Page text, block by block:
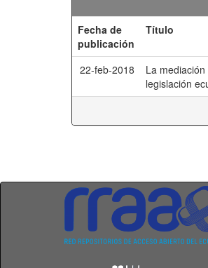
Fecha de
publicación
Título
22-feb-2018
La
legislación